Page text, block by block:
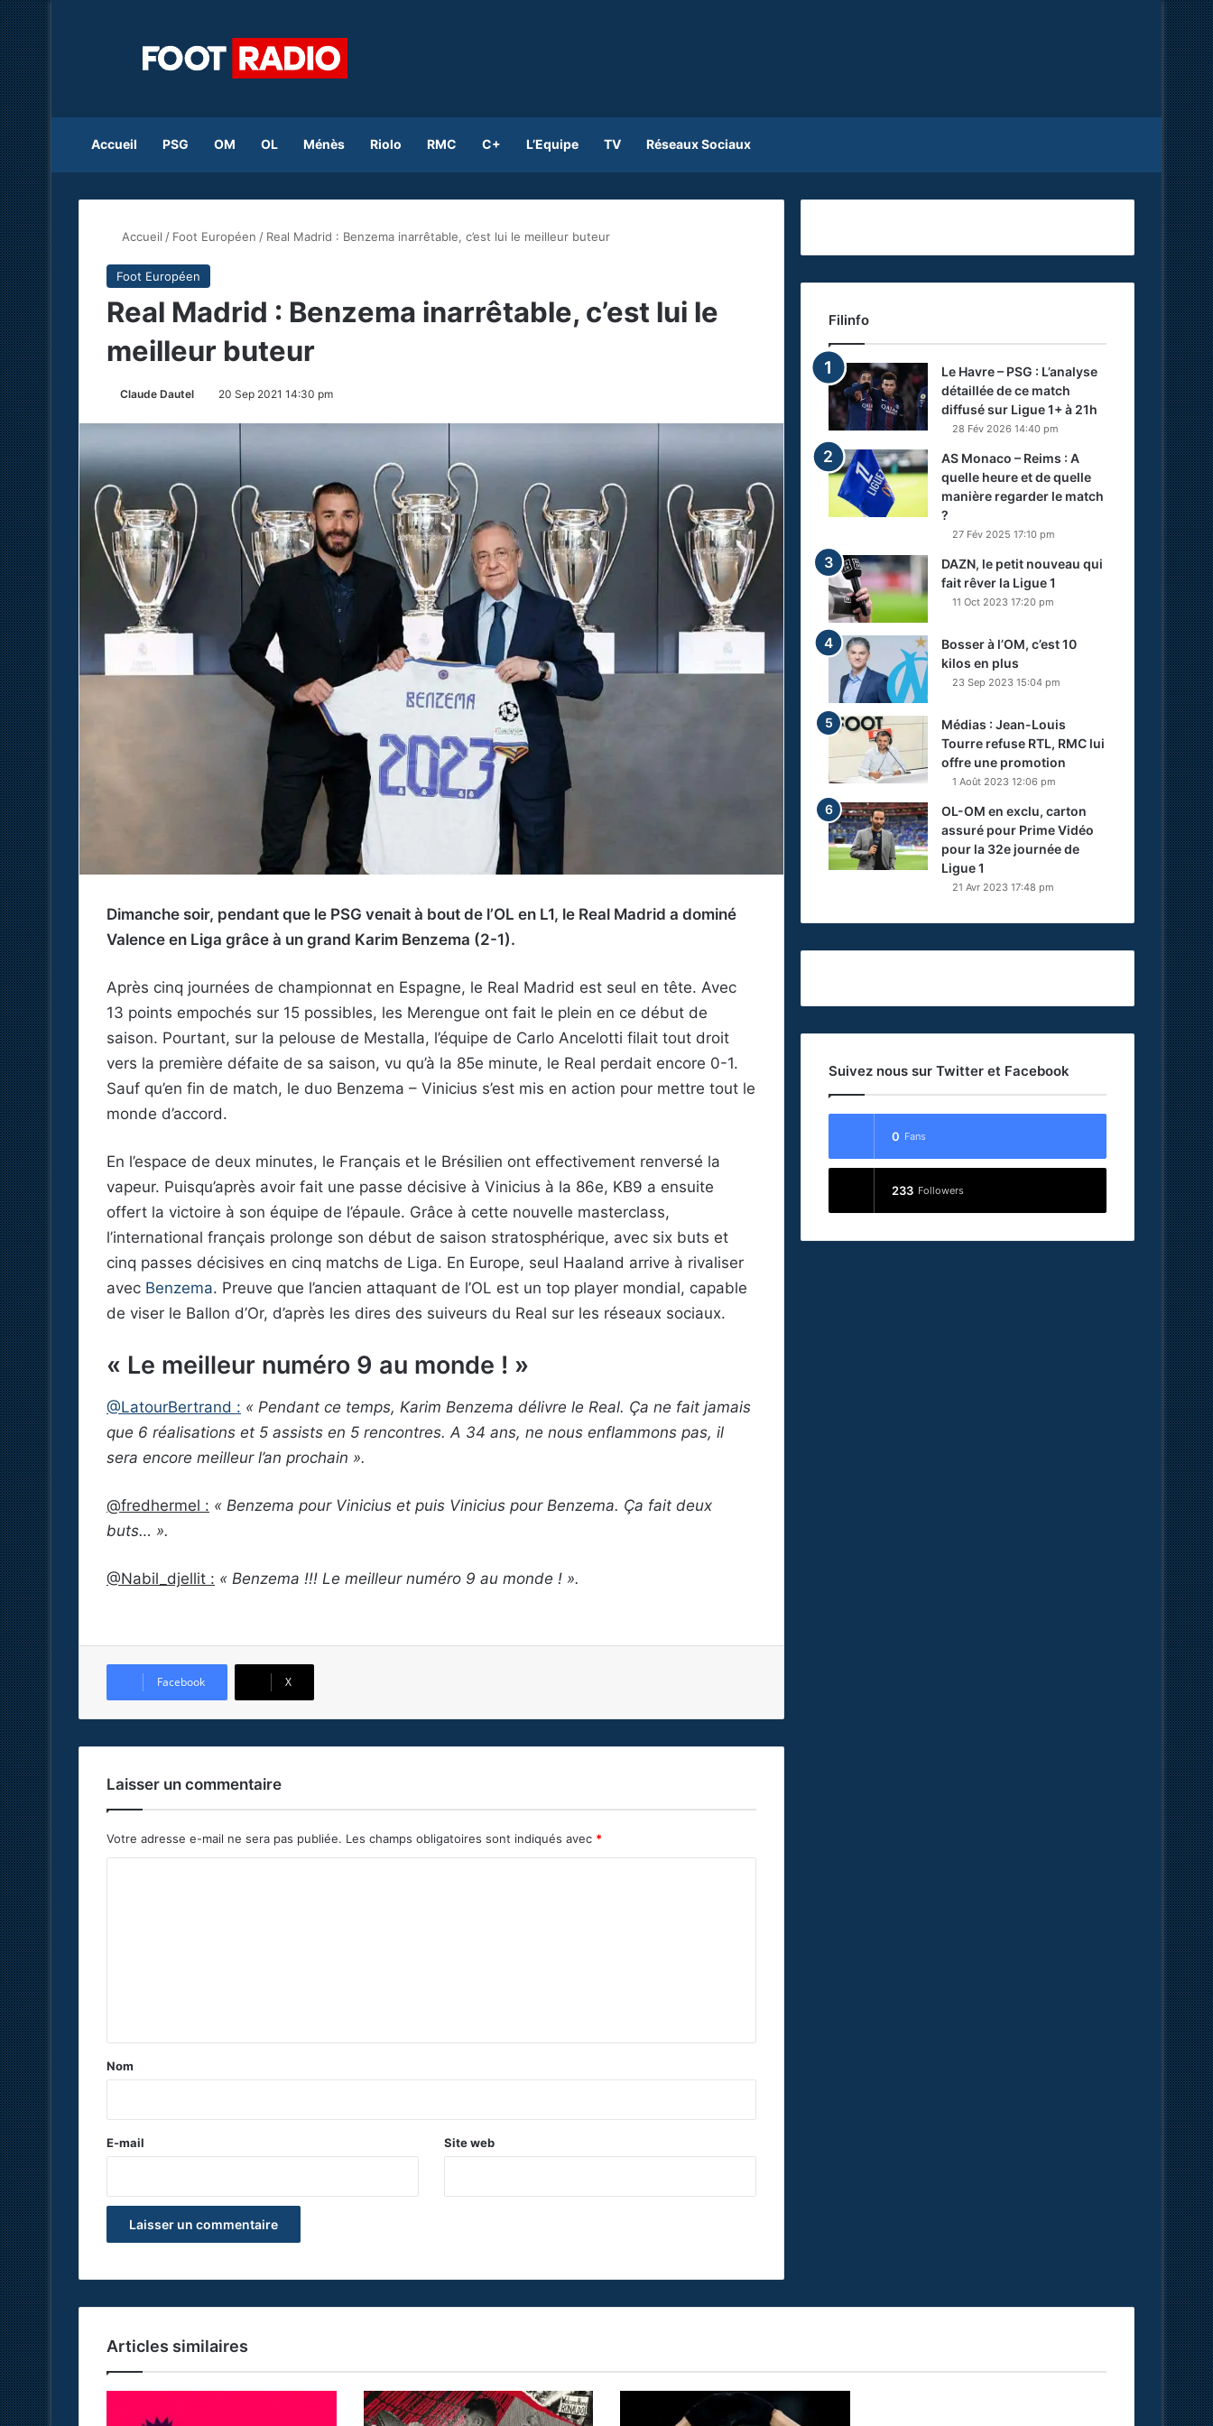
Accueil PSG OM OL Ménès Riolo RMC C+ L’Equipe TV Réseaux Sociaux
Accueil / Foot Européen / Real Madrid : Benzema inarrêtable, c’est lui le meilleur buteur
Foot Européen
Real Madrid : Benzema inarrêtable, c’est lui le
meilleur buteur
Claude Dautel 20 Sep 2021 14:30 pm
Dimanche soir, pendant que le PSG venait à bout de l’OL en L1, le Real Madrid a dominé
Valence en Liga grâce à un grand Karim Benzema (2-1).
Après cinq journées de championnat en Espagne, le Real Madrid est seul en tête. Avec
13 points empochés sur 15 possibles, les Merengue ont fait le plein en ce début de
saison. Pourtant, sur la pelouse de Mestalla, l’équipe de Carlo Ancelotti filait tout droit
vers la première défaite de sa saison, vu qu’à la 85e minute, le Real perdait encore 0-1.
Sauf qu’en fin de match, le duo Benzema – Vinicius s’est mis en action pour mettre tout le
monde d’accord.
En l’espace de deux minutes, le Français et le Brésilien ont effectivement renversé la
vapeur. Puisqu’après avoir fait une passe décisive à Vinicius à la 86e, KB9 a ensuite
offert la victoire à son équipe de l’épaule. Grâce à cette nouvelle masterclass,
l’international français prolonge son début de saison stratosphérique, avec six buts et
cinq passes décisives en cinq matchs de Liga. En Europe, seul Haaland arrive à rivaliser
avec Benzema. Preuve que l’ancien attaquant de l’OL est un top player mondial, capable
de viser le Ballon d’Or, d’après les dires des suiveurs du Real sur les réseaux sociaux.
« Le meilleur numéro 9 au monde ! »
@LatourBertrand : « Pendant ce temps, Karim Benzema délivre le Real. Ça ne fait jamais
que 6 réalisations et 5 assists en 5 rencontres. A 34 ans, ne nous enflammons pas, il
sera encore meilleur l’an prochain ».
@fredhermel : « Benzema pour Vinicius et puis Vinicius pour Benzema. Ça fait deux
buts… ».
@Nabil_djellit : « Benzema !!! Le meilleur numéro 9 au monde ! ».
Facebook X
Laisser un commentaire
Votre adresse e-mail ne sera pas publiée. Les champs obligatoires sont indiqués avec *
a
e
Nom
E-mail Site web
Filinfo
Le Havre – PSG : L’analyse
détaillée de ce match
diffusé sur Ligue 1+ à 21h
28 Fév 2026 14:40 pm
AS Monaco – Reims : A
quelle heure et de quelle
manière regarder le match
?
27 Fév 2025 17:10 pm
DAZN, le petit nouveau qui
fait rêver la Ligue 1
11 Oct 2023 17:20 pm
Bosser à l’OM, c’est 10
kilos en plus
23 Sep 2023 15:04 pm
Médias : Jean-Louis
Tourre refuse RTL, RMC lui
offre une promotion
1 Août 2023 12:06 pm
OL-OM en exclu, carton
assuré pour Prime Vidéo
pour la 32e journée de
Ligue 1
21 Avr 2023 17:48 pm
Suivez nous sur Twitter et Facebook
0 Fans
233 Followers
Articles similaires